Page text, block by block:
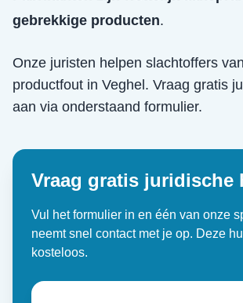
gebrekkige producten.
Onze juristen helpen slachtoffers
productfout in Veghel . Vraag gratis
aan via onderstaand formulier.
Vraag gratis juridische
Vul het formulier in en één van onze
neemt snel contact met je op. Deze
kosteloos.